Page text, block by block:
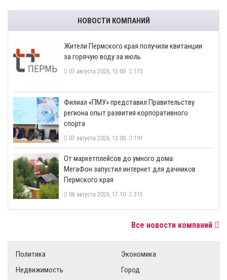
НОВОСТИ КОМПАНИЙ
​Жители Пермского края получили квитанции
за горячую воду за июль
07 августа 2026, 15:00 173
​Филиал «ПМУ» представил Правительству
региона опыт развития корпоративного
спорта
07 августа 2026, 13:00 191
От маркетплейсов до умного дома:
МегаФон запустил интернет для дачников
Пермского края
06 августа 2026, 17:10 315
Все новости компаний
Политика
Экономика
Недвижимость
Город